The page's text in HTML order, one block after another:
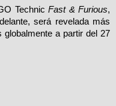
Technic Fast & Furious,
será revelada más
globalmente a partir del 27